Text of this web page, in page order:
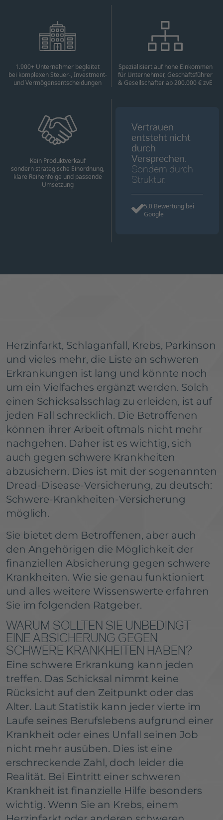
1.900+ Unternehmer begleitet
bei komplexen Steuer-, Investment-
und Vermögensentscheidungen
Spezialisiert auf hohe Einkommen
für Unternehmer, Geschäftsführer
& Gesellschafter ab 200.000 € zvE
Kein Produktverkauf
sondern strategische Einordnung,
klare Reihenfolge und passende
Umsetzung
Vertrauen
entsteht nicht
durch
Versprechen.
Sondern durch
Struktur.
5,0 Bewertung bei
Google
Herzinfarkt, Schlaganfall, Krebs, Parkinson
und vieles mehr, die Liste an schweren
Erkrankungen ist lang und könnte noch
um ein Vielfaches ergänzt werden. Solch
einen Schicksalsschlag zu erleiden, ist auf
jeden Fall schrecklich. Die Betroffenen
können ihrer Arbeit oftmals nicht mehr
nachgehen. Daher ist es wichtig, sich
auch gegen schwere Krankheiten
abzusichern. Dies ist mit der sogenannten
Dread-Disease-Versicherung, zu deutsch:
Schwere-Krankheiten-Versicherung
möglich.
Sie bietet dem Betroffenen, aber auch
den Angehörigen die Möglichkeit der
finanziellen Absicherung gegen schwere
Krankheiten. Wie sie genau funktioniert
und alles weitere Wissenswerte erfahren
Sie im folgenden Ratgeber.
WARUM SOLLTEN SIE UNBEDINGT
EINE ABSICHERUNG GEGEN
SCHWERE KRANKHEITEN HABEN?
Eine schwere Erkrankung kann jeden
treffen. Das Schicksal nimmt keine
Rücksicht auf den Zeitpunkt oder das
Alter. Laut Statistik kann jeder vierte im
Laufe seines Berufslebens aufgrund einer
Krankheit oder eines Unfall seinen Job
nicht mehr ausüben. Dies ist eine
erschreckende Zahl, doch leider die
Realität. Bei Eintritt einer schweren
Krankheit ist finanzielle Hilfe besonders
wichtig. Wenn Sie an Krebs, einem